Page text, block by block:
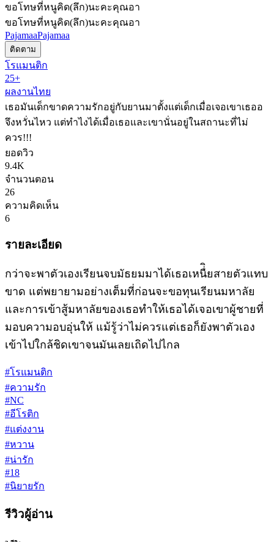
ขอโทษที่หนูคิด(ลึก)นะคะคุณอา
ขอโทษที่หนูคิด(ลึก)นะคะคุณอา
PajamaaPajamaa
ติดตาม
โรแมนติก
25+
ผลงานไทย
เธอมันเด็กขาดความรักอยู่กับยานมาตั้งแต่เด็กเมื่อเจอเขาเธออ
จึงหวั่นไหว แต่ทำไงได้เมื่อเธอและเขานั่นอยู่ในสถานะที่ไม่
ควร!!!
ยอดวิว
9.4K
จำนวนตอน
26
ความคิดเห็น
6
รายละเอียด
กว่าจะพาตัวเองเรียนจบมัธยมมาได้เธอเหนื่ิยสายตัวแทบ
ขาด แต่พยายามอย่างเต็มที่ก่อนจะขอทุนเรียนมหาลัย
และการเข้าสู้มหาลัยของเธอทำให้เธอได้เจอเขาผู้ชายที่
มอบความอบอุ่นให้ แม้รู้ว่าไม่ควรแต่เธอก็ยังพาตัวเอง
เข้าไปใกล้ชิดเขาจนมันเลยเถิดไปไกล
#โรแมนติก
#ความรัก
#NC
#อีโรติก
#แต่งงาน
#หวาน
#น่ารัก
#18
#นิยายรัก
รีวิวผู้อ่าน